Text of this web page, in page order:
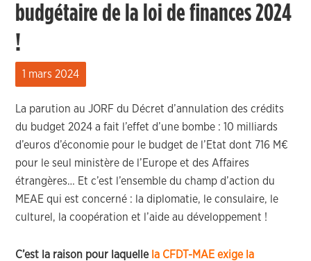
budgétaire de la loi de finances 2024
!
1 mars 2024
La parution au JORF du Décret d’annulation des crédits
du budget 2024 a fait l’effet d’une bombe : 10 milliards
d’euros d’économie pour le budget de l’Etat dont 716 M€
pour le seul ministère de l’Europe et des Affaires
étrangères… Et c’est l’ensemble du champ d’action du
MEAE qui est concerné : la diplomatie, le consulaire, le
culturel, la coopération et l’aide au développement !
C’est la raison pour laquelle la CFDT-MAE exige la